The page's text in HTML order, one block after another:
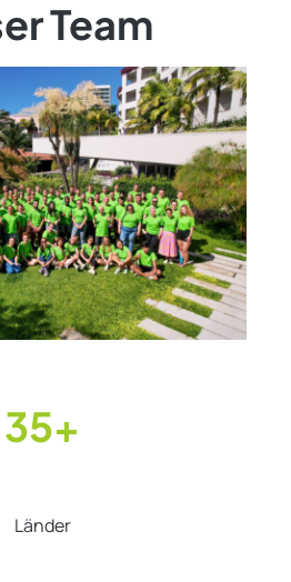
Team
35+
Länder